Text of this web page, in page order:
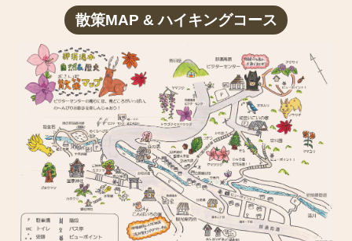
散策MAP & ハイキングコース